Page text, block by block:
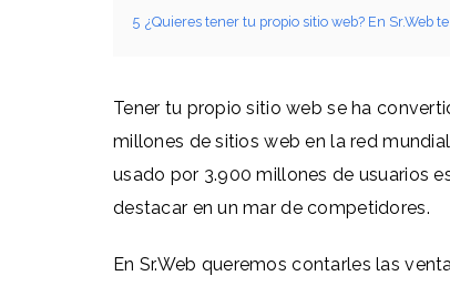
5 ¿Quieres tener tu propio sitio web? En Sr.Web
Tener tu propio sitio web se ha
millones de sitios web en la red
usado por 3.900 millones de usuarios
destacar en un mar de competidores.
En Sr.Web queremos contarles las